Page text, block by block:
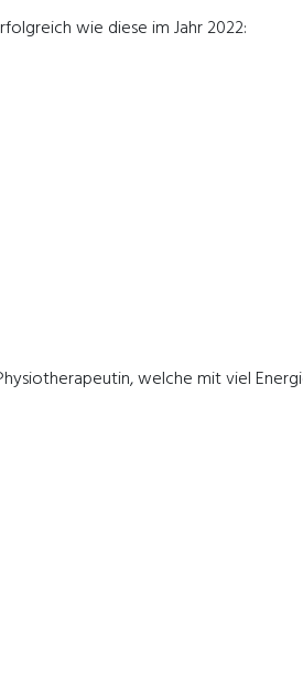
wie diese im Jahr 2022:
welche mit viel